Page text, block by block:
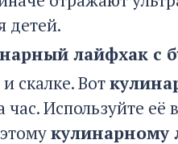
детей.
лайфхак с
скалке. Вот
Используйте её
кулинарному